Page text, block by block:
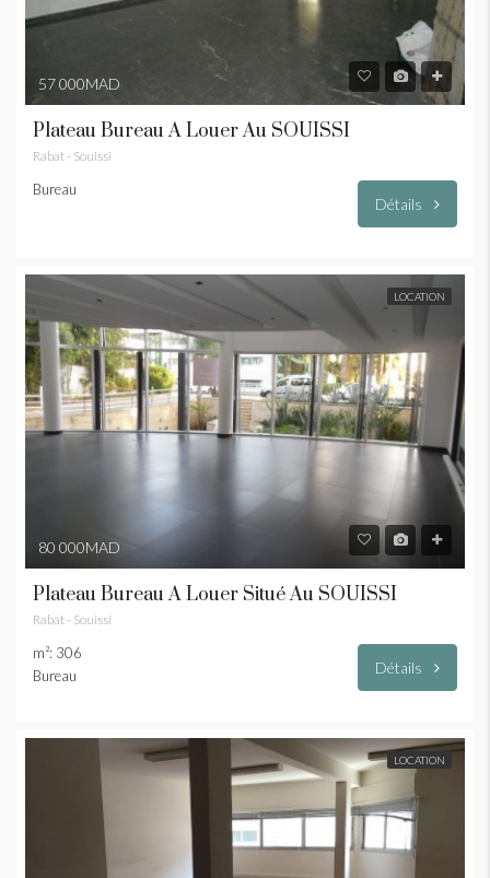
57 000MAD
Plateau Bureau À Louer Au SOUISSI
Rabat - Souissi
Bureau
Détails
LOCATION
80 000MAD
Plateau Bureau À Louer Situé Au SOUISSI
Rabat - Souissi
m²: 306
Bureau
Détails
LOCATION